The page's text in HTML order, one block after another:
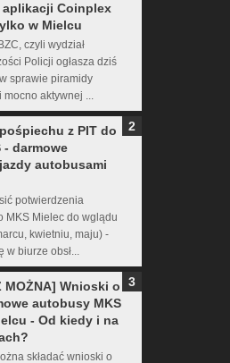
Coinplex
w Mielcu
czyli wydział
Policji ogłasza dziś
sprawie piramidy
aktywnej ...
z PIT do
- darmowe
autobusami
potwierdzenia
MKS Mielec do wglądu
kwietniu, maju) -
biurze obsł...
MOŻNA] Wnioski o
autobusy MKS
- Od kiedy i na
składać wnioski o